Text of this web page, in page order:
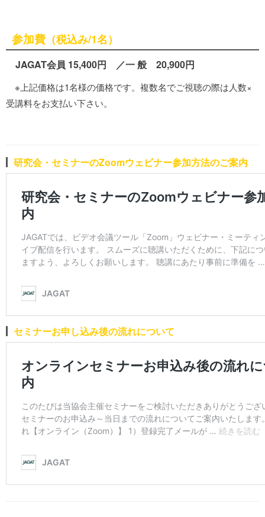
参加費 （税込み/1名）
JAGAT会員 15,400円 ／一 般 20,900円
※上記価格は1名様の価格です。複数名でご視聴の際は人数×
受講料をお支払い下さい。
研究会・セミナーのZoomウェビナー参加方法のご案内
セミナーお申し込み後の流れについて